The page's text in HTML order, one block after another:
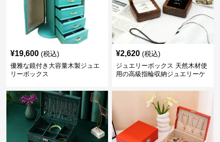
¥19,600 (税込)
優雅な鏡付き大容量木製ジュエ
リーボックス
¥2,620 (税込)
ジュエリーボックス 天然木材使
用の高級指輪収納ジュエリーケ